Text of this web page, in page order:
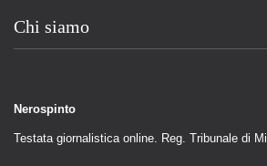
Chi siamo
Nerospinto
Testata giornalistica online. Reg. Tribunale di